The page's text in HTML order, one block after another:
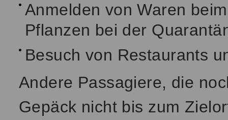
Anmelden von Waren
Pflanzen bei der
Besuch von Restaurants
Andere Passagiere, die
Gepäck nicht bis zum